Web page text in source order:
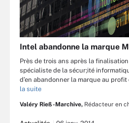
Intel abandonne la marque
Près de trois ans après la
spécialiste de la sécur;ité
d’en abandonner la marque au
la suite
Valéry Rieß-Marchive, Rédacteur en